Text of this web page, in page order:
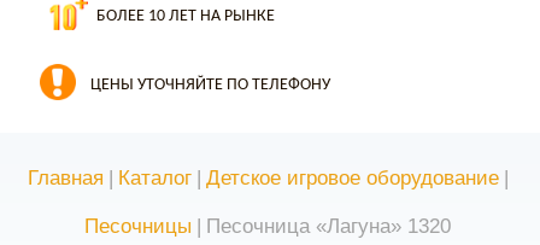
БОЛЕЕ 10 ЛЕТ НА РЫНКЕ
ЦЕНЫ УТОЧНЯЙТЕ ПО ТЕЛЕФОНУ
Главная | Каталог | Детское игровое оборудование |
Песочницы | Песочница «Лагуна» 1320